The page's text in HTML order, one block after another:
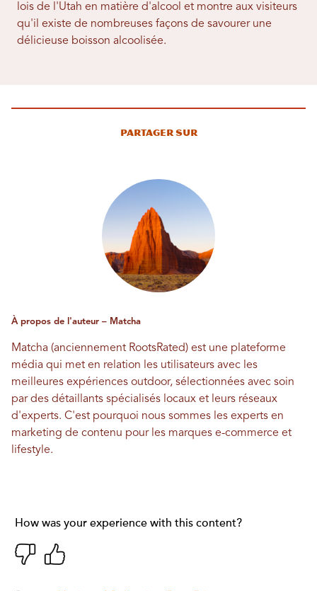
lois de l'Utah en matière d'alcool et montre aux visiteurs
qu'il existe de nombreuses façons de savourer une
délicieuse boisson alcoolisée.
Partager sur
À propos de l'auteur – Matcha
Matcha (anciennement RootsRated) est une plateforme
média qui met en relation les utilisateurs avec les
meilleures expériences outdoor, sélectionnées avec soin
par des détaillants spécialisés locaux et leurs réseaux
d'experts. C'est pourquoi nous sommes les experts en
marketing de contenu pour les marques e-commerce et
lifestyle.